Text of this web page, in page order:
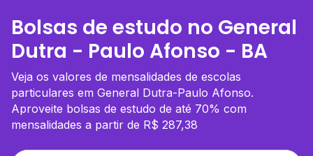
Bolsas de estudo no General
Dutra - Paulo Afonso - BA
Veja os valores de mensalidades de escolas
particulares em General Dutra-Paulo Afonso.
Aproveite bolsas de estudo de até 70% com
mensalidades a partir de R$ 287,38